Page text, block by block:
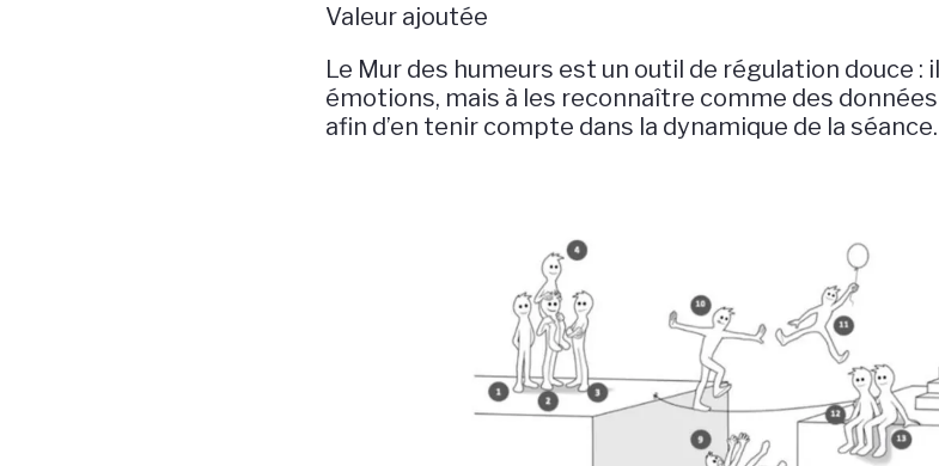
Valeur ajoutée
Le Mur des humeurs est un outil de régulation douce :
émotions, mais à les reconnaître comme des
afin d’en tenir compte dans la dynamique de la séance.